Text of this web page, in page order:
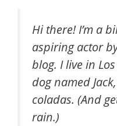
Hi there! I’m a
aspiring actor
blog. I live in
dog named
coladas. (And
rain.)